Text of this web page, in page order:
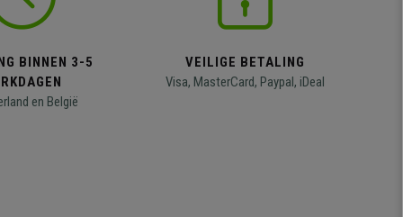
BINNEN 3-5
en België
VEILIGE BETALING
Visa, MasterCard, Paypal, iDeal